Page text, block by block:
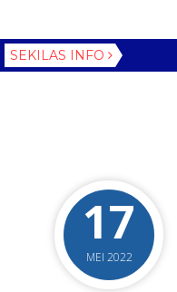
SEKILAS INFO
17
MEI 2022